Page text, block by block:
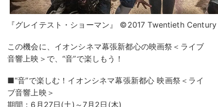
『グレイテスト・ショーマン』 ©2017 Twentieth
この機会に、イオンシネマ幕張新都心の映画祭＜ライブ
音響上映＞で、“音”で楽しもう！
■“音”で楽しむ！イオンシネマ幕張新都心 映画祭＜ライ
ブ音響上映＞
期間：6月27日(土)～7月2日(木)